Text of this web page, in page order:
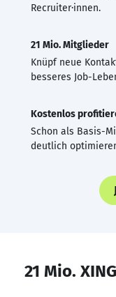
Recruiter·innen.
21 Mio. Mitglieder
Knüpf neue
besseres Job-
Kostenlos
Schon als Basis-
deutlich
21 Mio.